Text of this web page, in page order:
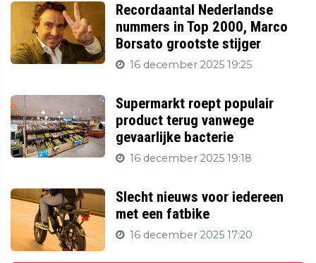
Recordaantal Nederlandse
nummers in Top 2000, Marco
Borsato grootste stijger
16 december 2025 19:25
Supermarkt roept populair
product terug vanwege
gevaarlijke bacterie
16 december 2025 19:18
Slecht nieuws voor iedereen
met een fatbike
16 december 2025 17:20